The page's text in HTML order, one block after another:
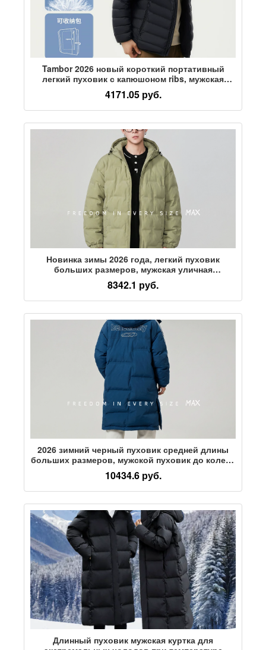
Tambor 2026 новый короткий портативный
легкий пуховик с капюшоном ribs, мужская
модная брендовая куртка высокого класса
4171.05 руб.
Новинка зимы 2026 года, легкий пуховик
больших размеров, мужская уличная
свободная легкая куртка-пуховик с капюшоном,
теплая куртка
8342.1 руб.
2026 зимний черный пуховик средней длины
больших размеров, мужской пуховик до колена
с капюшоном, толстая теплая куртка бренда tide
fat
10434.6 руб.
Длинный пуховик мужская куртка для